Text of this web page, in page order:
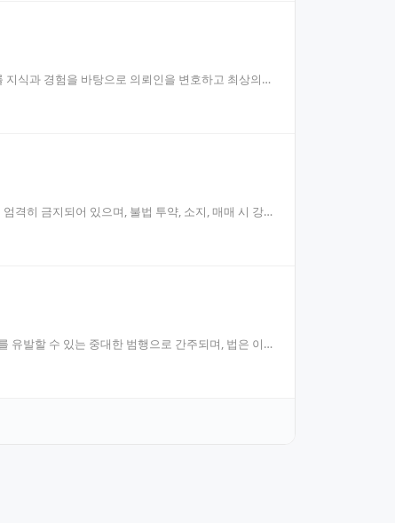
식과 경험을 바탕으로 의뢰인을 변호하고 최상의
격히 금지되어 있으며, 불법 투약, 소지, 매매 시 강
유발할 수 있는 중대한 범행으로 간주되며, 법은 이